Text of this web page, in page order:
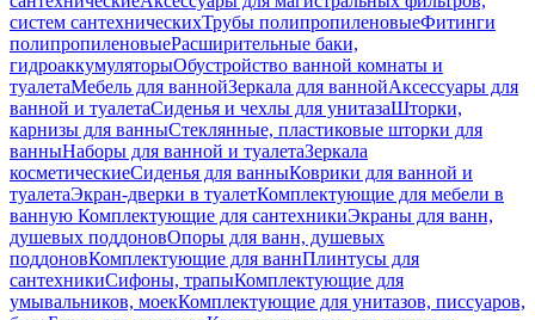
систем сантехническихТрубы полипропиленовыеФитинги
полипропиленовыеРасширительные баки,
гидроаккумуляторыОбустройство ванной комнаты и
туалетаМебель для ваннойЗеркала для ваннойАксессуары для
ванной и туалетаСиденья и чехлы для унитазаШторки,
карнизы для ванныСтеклянные, пластиковые шторки для
ванныНаборы для ванной и туалетаЗеркала
косметическиеСиденья для ванныКоврики для ванной и
туалетаЭкран-дверки в туалетКомплектующие для мебели в
ванную Комплектующие для сантехникиЭкраны для ванн,
душевых поддоновОпоры для ванн, душевых
поддоновКомплектующие для ваннПлинтусы для
сантехникиСифоны, трапыКомплектующие для
умывальников, моекКомплектующие для унитазов, писсуаров,